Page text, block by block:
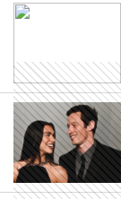
CELEBRITIES